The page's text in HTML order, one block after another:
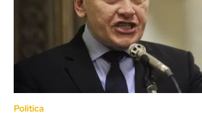
Politica